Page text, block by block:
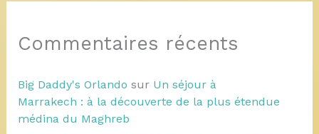
Commentaires récents
Big Daddy's Orlando sur Un séjour à
Marrakech : à la découverte de la plus étendue
médina du Maghreb